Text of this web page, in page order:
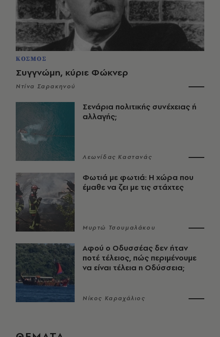
ΚΟΣΜΟΣ
Συγγνώμη, κύριε Φώκνερ
Ντίνα Σαρακηνού
Σενάρια πολιτικής συνέχειας ή
αλλαγής;
Λεωνίδας Καστανάς
Φωτιά με φωτιά: Η χώρα που
έμαθε να ζει με τις στάχτες
Μυρτώ Τσουμαλάκου
Αφού ο Οδυσσέας δεν ήταν
ποτέ τέλειος, πώς περιμένουμε
να είναι τέλεια η Οδύσσεια;
Νίκος Καραχάλιος